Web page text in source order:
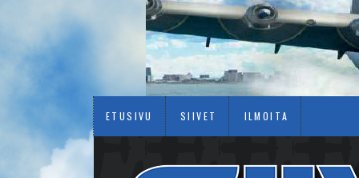
ETUSIVU SIIVET ILMOITA